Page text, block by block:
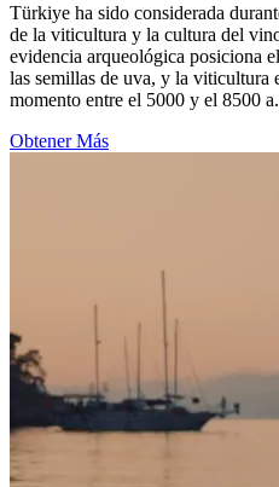
Türkiye ha sido considerada
de la viticultura y la cultura del
evidencia arqueológica posiciona
las semillas de uva, y la viticultura
momento entre el 5000 y el 8500
Obtener Más